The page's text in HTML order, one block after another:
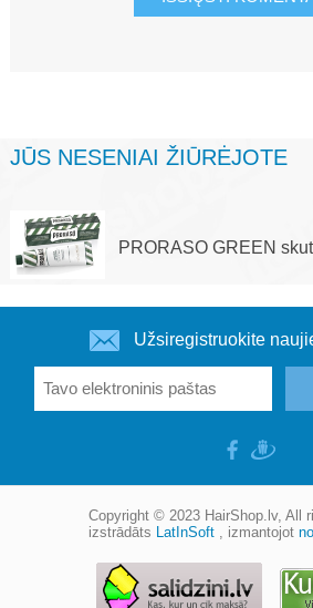
JŪS NESENIAI ŽIŪRĖJOTE
PRORASO GREEN
Užsiregistruokite
Copyright © 2023 HairShop.lv, All
izstrādāts LatInSoft , izmantojot